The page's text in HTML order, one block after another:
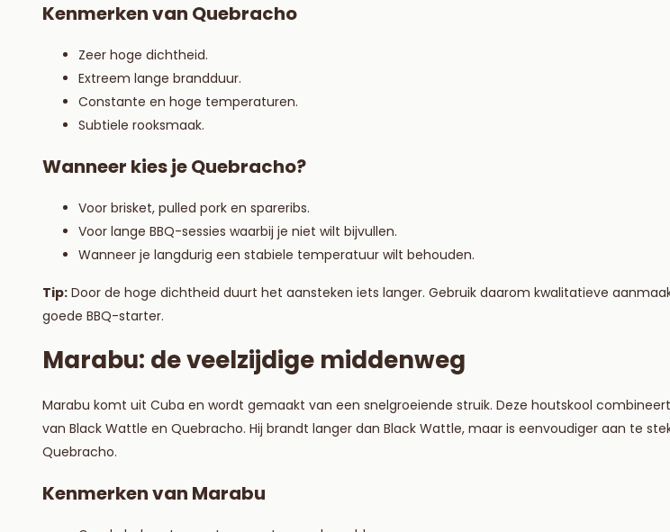
Kenmerken van Quebracho
Zeer hoge dichtheid.
Extreem lange brandduur.
Constante en hoge temperaturen.
Subtiele rooksmaak.
Wanneer kies je Quebracho?
Voor brisket, pulled pork en spareribs.
Voor lange BBQ-sessies waarbij je niet wilt bijvullen.
Wanneer je langdurig een stabiele temperatuur wilt behouden.
Tip: Door de hoge dichtheid duurt het aansteken iets langer. Gebruik daarom kwalitatieve
goede BBQ-starter.
Marabu: de veelzijdige middenweg
Marabu komt uit Cuba en wordt gemaakt van een snelgroeiende struik. Deze houtskool
van Black Wattle en Quebracho. Hij brandt langer dan Black Wattle, maar is eenvoudiger aan te
Quebracho.
Kenmerken van Marabu